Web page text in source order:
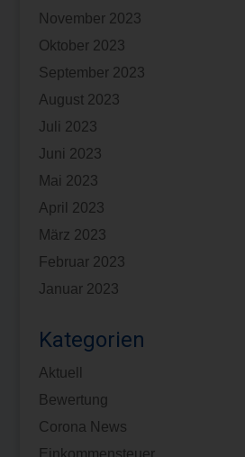
November 2023
Oktober 2023
September 2023
August 2023
Juli 2023
Juni 2023
Mai 2023
April 2023
März 2023
Februar 2023
Januar 2023
Kategorien
Aktuell
Bewertung
Corona News
Einkommensteuer